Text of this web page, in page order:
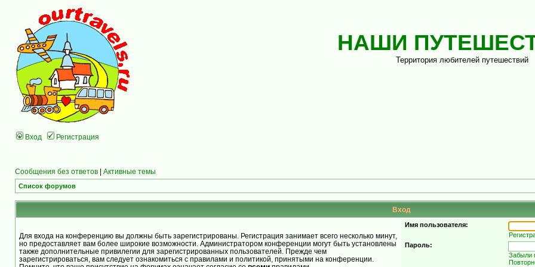
НАШИ
Территория любителей путешествий
Вход Регистрация
Сообщения без ответов | Активные темы
Список форумов
Вход
Для входа на конференцию вы должны быть зарегистрированы. Регистрация занимает всего несколько минут,
но предоставляет вам более широкие возможности. Администратором конференции могут быть установлены
также дополнительные привилегии для зарегистрированных пользователей. Прежде чем
зарегистрироваться, вам следует ознакомиться с правилами и политикой, принятыми на конференции.
Имя пользователя:
Пароль:
Забыли